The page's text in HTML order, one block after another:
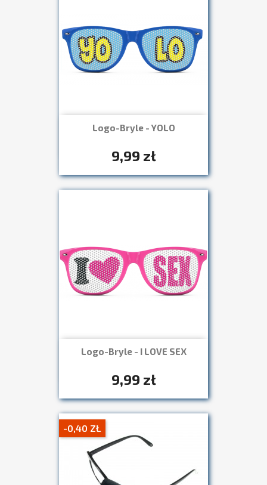
Logo-Bryle - YOLO
9,99 zł
Szybki podgląd
Logo-Bryle - I LOVE SEX
9,99 zł
Szybki podgląd
-0,40 ZŁ